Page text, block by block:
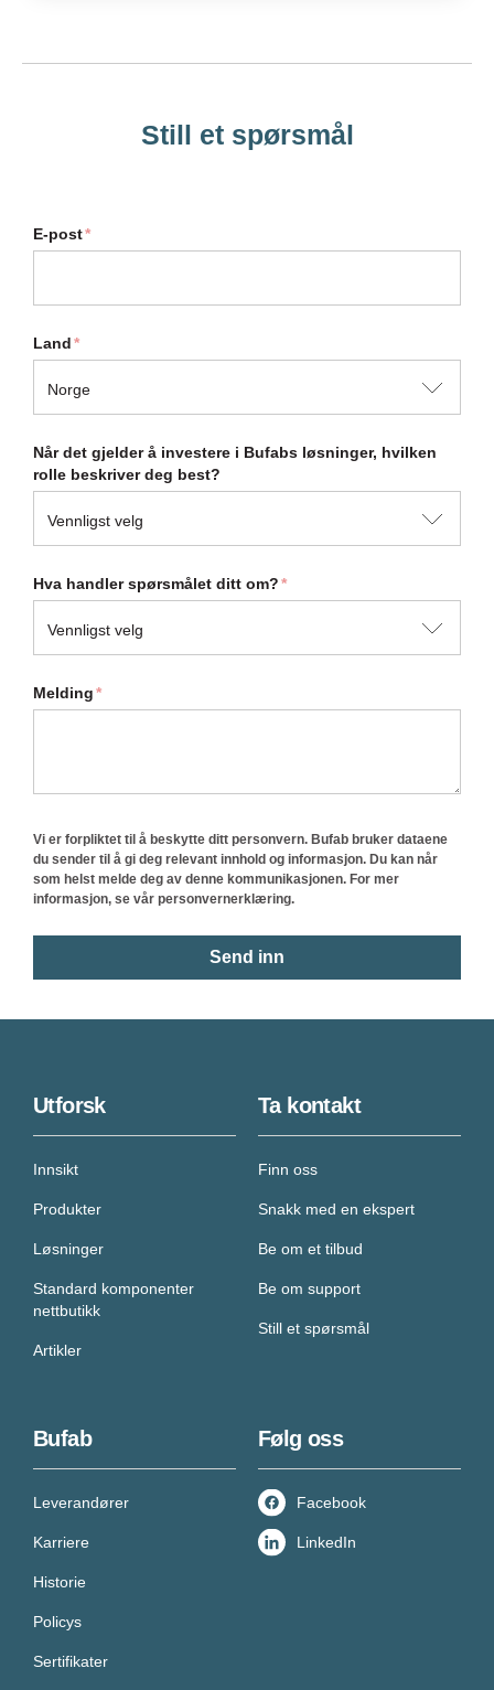
Still et spørsmål
E-post*
Land*
Når det gjelder å investere i Bufabs løsninger, hvilken
rolle beskriver deg best?
Hva handler spørsmålet ditt om?*
Melding*
Vi er forpliktet til å beskytte ditt personvern. Bufab bruker dataene
du sender til å gi deg relevant innhold og informasjon. Du kan når
som helst melde deg av denne kommunikasjonen. For mer
informasjon, se vår personvernerklæring.
Utforsk
Innsikt
Produkter
Løsninger
Standard komponenter
nettbutikk
Artikler
Ta kontakt
Finn oss
Snakk med en ekspert
Be om et tilbud
Be om support
Still et spørsmål
Bufab
Leverandører
Karriere
Historie
Policys
Sertifikater
Følg oss
Facebook
LinkedIn